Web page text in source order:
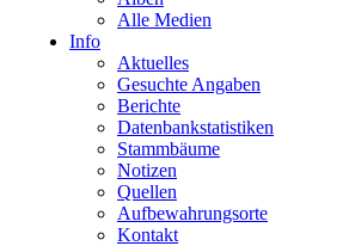
Alle Medien
Info
Aktuelles
Gesuchte Angaben
Berichte
Datenbankstatistiken
Stammbäume
Notizen
Quellen
Aufbewahrungsorte
Kontakt